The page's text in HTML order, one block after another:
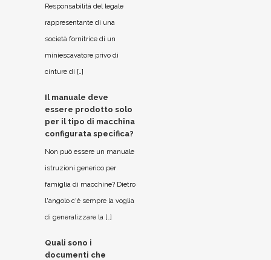
Responsabilità del legale
rappresentante di una
società fornitrice di un
miniescavatore privo di
cinture di […]
Il manuale deve
essere prodotto solo
per il tipo di macchina
configurata specifica?
Non può essere un manuale
istruzioni generico per
famiglia di macchine? Dietro
l'angolo c'è sempre la voglia
di generalizzare la […]
Quali sono i
documenti che